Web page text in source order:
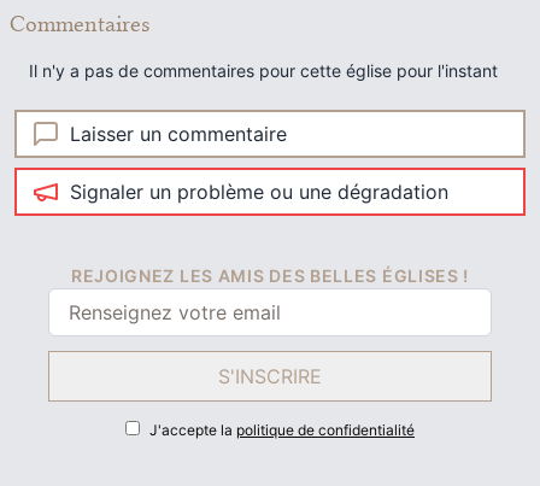
Commentaires
Il n'y a pas de commentaires pour cette église pour l'instant
Laisser un commentaire
Signaler un problème ou une dégradation
REJOIGNEZ LES AMIS DES BELLES ÉGLISES !
S'INSCRIRE
J'accepte la politique de confidentialité